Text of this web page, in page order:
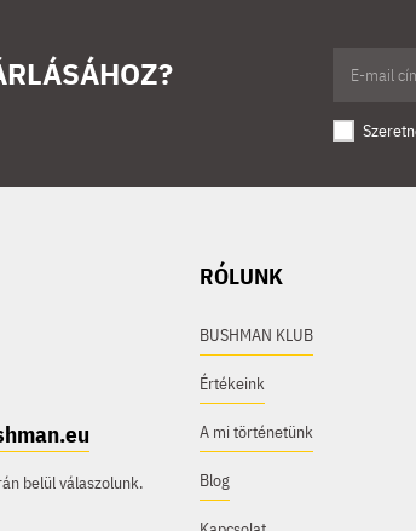
belül válaszolunk.
RÓLUNK
BUSHMAN KLUB
Értékeink
A mi történetünk
Blog